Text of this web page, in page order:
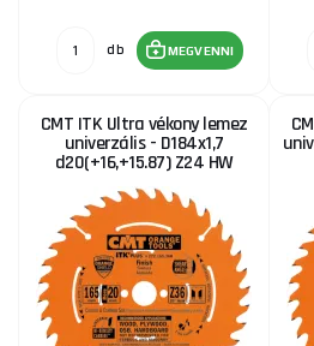
db MEGVENNI
CMT ITK Ultra vékony lemez
univerzális - D184x1,7
d20(+16,+15.87) Z24 HW